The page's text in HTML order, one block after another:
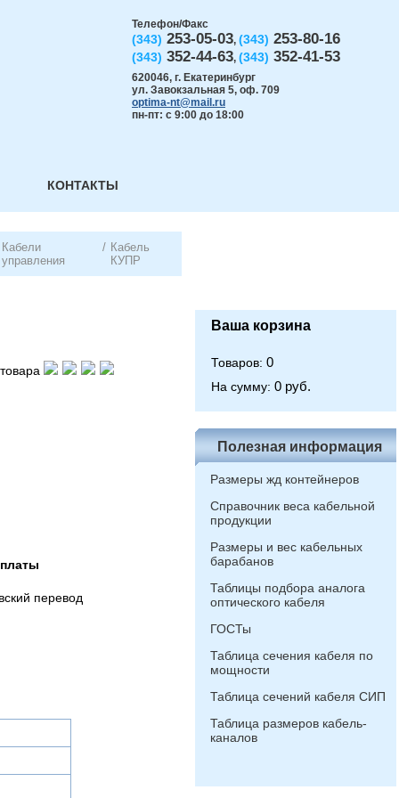
Телефон/Факс
(343) 253-05-03, (343) 253-80-16
(343) 352-44-63, (343) 352-41-53
620046, г. Екатеринбург
ул. Завокзальная 5, оф. 709
optima-nt@mail.ru
пн-пт: с 9:00 до 18:00
КОНТАКТЫ
Кабели
управления
/ Кабель
КУПР
перевод
Ваша корзина
Товаров: 0
На сумму: 0 руб.
Полезная информация
Размеры жд контейнеров
Справочник веса кабельной
продукции
Размеры и вес кабельных
барабанов
Таблицы подбора аналога
оптического кабеля
ГОСТы
Таблица сечения кабеля по
мощности
Таблица сечений кабеля СИП
Таблица размеров кабель-
каналов